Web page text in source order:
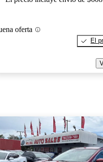
oferta
El
este Aviso